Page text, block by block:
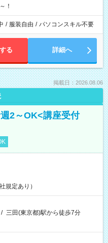
！
/ 服装自由 / パソコンスキル不要
る 詳細へ
掲載日：2026.08.06
2～OK<講座受付
規定あり）
/ 三田(東京都)駅から徒歩7分